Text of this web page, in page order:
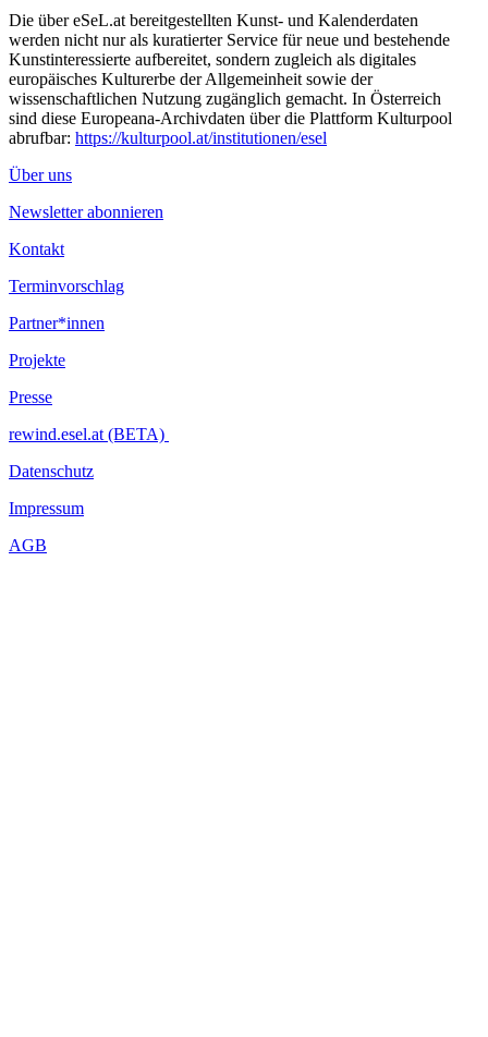
Die über eSeL.at bereitgestellten Kunst- und Kalenderdaten
werden nicht nur als kuratierter Service für neue und bestehende
Kunstinteressierte aufbereitet, sondern zugleich als digitales
europäisches Kulturerbe der Allgemeinheit sowie der
wissenschaftlichen Nutzung zugänglich gemacht. In Österreich
sind diese Europeana-Archivdaten über die Plattform Kulturpool
abrufbar: https://kulturpool.at/institutionen/esel
Über uns
Newsletter abonnieren
Kontakt
Terminvorschlag
Partner*innen
Projekte
Presse
rewind.esel.at (BETA)
Datenschutz
Impressum
AGB